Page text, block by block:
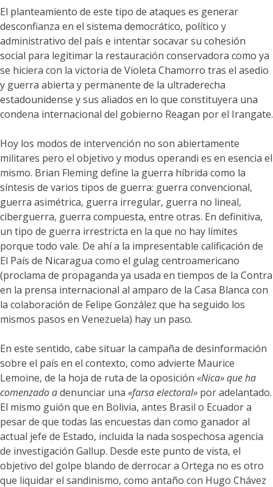
El planteamiento de este tipo de ataques es generar
desconfianza en el sistema democrático, político y
administrativo del país e intentar socavar su cohesión
social para legitimar la restauración conservadora como ya
se hiciera con la victoria de Violeta Chamorro tras el asedio
y guerra abierta y permanente de la ultraderecha
estadounidense y sus aliados en lo que constituyera una
condena internacional del gobierno Reagan por el Irangate.
Hoy los modos de intervención no son abiertamente
militares pero el objetivo y modus operandi es en esencia el
mismo. Brian Fleming define la guerra híbrida como la
síntesis de varios tipos de guerra: guerra convencional,
guerra asimétrica, guerra irregular, guerra no lineal,
ciberguerra, guerra compuesta, entre otras. En definitiva,
un tipo de guerra irrestricta en la que no hay límites
porque todo vale. De ahí a la impresentable calificación de
El País de Nicaragua como el gulag centroamericano
(proclama de propaganda ya usada en tiempos de la Contra
en la prensa internacional al amparo de la Casa Blanca con
la colaboración de Felipe González que ha seguido los
mismos pasos en Venezuela) hay un paso.
En este sentido, cabe situar la campaña de desinformación
sobre el país en el contexto, como advierte Maurice
Lemoine, de la hoja de ruta de la oposición «Nica» que ha
comenzado adenunciar una «farsa electoral» por adelantado.
El mismo guión que en Bolivia, antes Brasil o Ecuador a
pesar de que todas las encuestas dan como ganador al
actual jefe de Estado, incluida la nada sospechosa agencia
de investigación Gallup. Desde este punto de vista, el
objetivo del golpe blando de derrocar a Ortega no es otro
que liquidar el sandinismo, como antaño con Hugo Chávez